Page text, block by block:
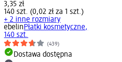
3,35 zł
140 szt. (0,02 zł za 1 szt.)
+ 2 inne rozmiary
ebelinPłatki kosmetyczne,
140 szt.
(439)
Dostawa dostępna